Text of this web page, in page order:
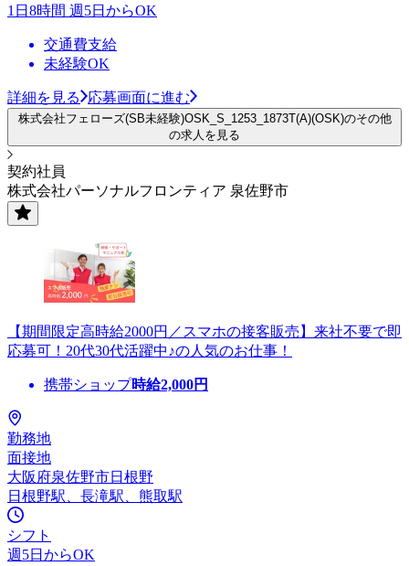
1日8時間 週5日からOK
交通費支給
未経験OK
詳細を見る 応募画面に進む
株式会社フェローズ(SB未経験)OSK_S_1253_1873T(A)(OSK)のその他
の求人を見る
契約社員
株式会社パーソナルフロンティア 泉佐野市
【期間限定高時給2000円／スマホの接客販売】来社不要で即
応募可！20代30代活躍中♪の人気のお仕事！
携帯ショップ時給2,000円
勤務地
面接地
大阪府泉佐野市日根野
日根野駅、長滝駅、熊取駅
シフト
週5日からOK